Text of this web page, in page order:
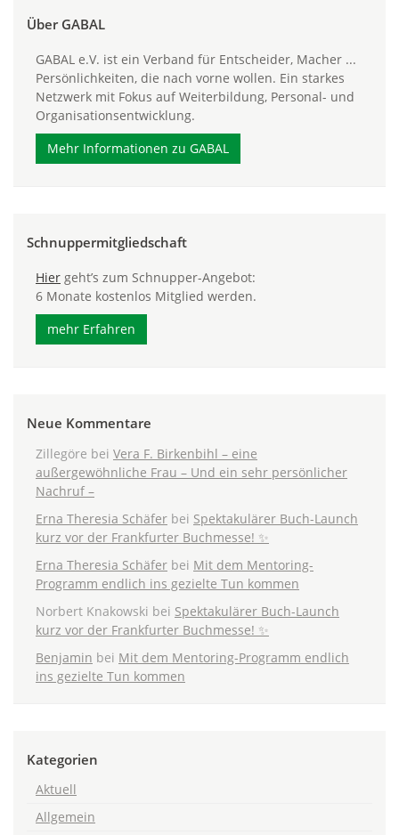
Über GABAL
GABAL e.V. ist ein Verband für Entscheider, Macher ...
Persönlichkeiten, die nach vorne wollen. Ein starkes
Netzwerk mit Fokus auf Weiterbildung, Personal- und
Organisationsentwicklung.
Mehr Informationen zu GABAL
Schnuppermitgliedschaft
Hier geht’s zum Schnupper-Angebot:
6 Monate kostenlos Mitglied werden.
mehr Erfahren
Neue Kommentare
Zillegöre bei Vera F. Birkenbihl – eine
außergewöhnliche Frau – Und ein sehr persönlicher
Nachruf –
Erna Theresia Schäfer bei Spektakulärer Buch-Launch
kurz vor der Frankfurter Buchmesse! ✨
Erna Theresia Schäfer bei Mit dem Mentoring-
Programm endlich ins gezielte Tun kommen
Norbert Knakowski bei Spektakulärer Buch-Launch
kurz vor der Frankfurter Buchmesse! ✨
Benjamin bei Mit dem Mentoring-Programm endlich
ins gezielte Tun kommen
Kategorien
Aktuell
Allgemein